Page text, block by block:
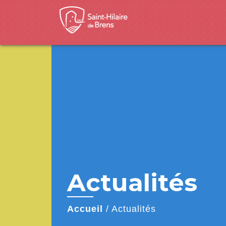
Actualités
Accueil / Actualités